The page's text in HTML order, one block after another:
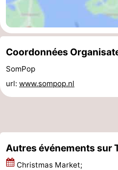
Faire
du
vélo
-
Randonnée
-
Équitation
-
Surfen
-
Peche
Promenade
sur
Observation
des
Boire
Coordonnées
SomPop
url: www.sompop.nl
Autres événements sur
Christmas Market;